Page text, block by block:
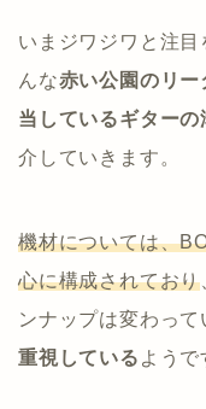
いまジワジワと注
んな赤い公園のリ
当しているギターの
介していきます。
機材については、
心に構成されており
ンナップは変わって
重視している ようで